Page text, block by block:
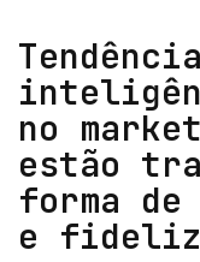
no
estão
forma
e